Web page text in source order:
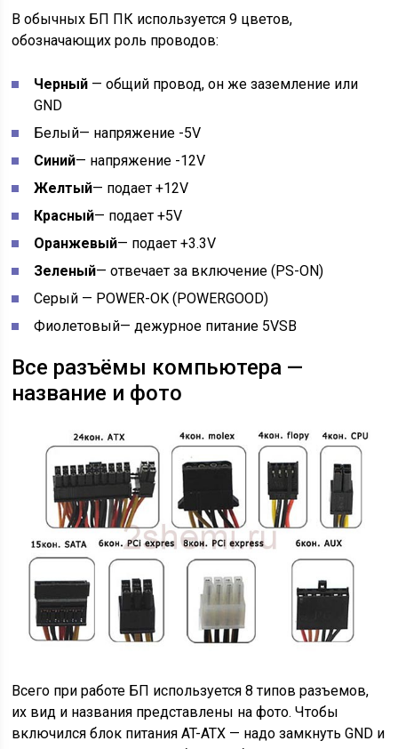
В обычных БП ПК используется 9 цветов,
обозначающих роль проводов:
Черный — общий провод, он же заземление или
GND
Белый— напряжение -5V
Синий— напряжение -12V
Желтый— подает +12V
Красный— подает +5V
Оранжевый— подает +3.3V
Зеленый— отвечает за включение (PS-ON)
Серый — POWER-OK (POWERGOOD)
Фиолетовый— дежурное питание 5VSB
Все разъёмы компьютера —
название и фото
Всего при работе БП используется 8 типов разъемов,
их вид и названия представлены на фото. Чтобы
включился блок питания AT-ATX — надо замкнуть GND и